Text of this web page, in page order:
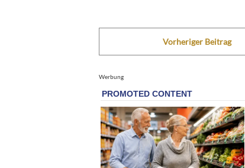
Vorheriger Beitrag
Werbung